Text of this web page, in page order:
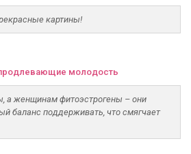
картины!
молодость
а женщинам фитоэстрогены – они
баланс поддерживать, что смягчает